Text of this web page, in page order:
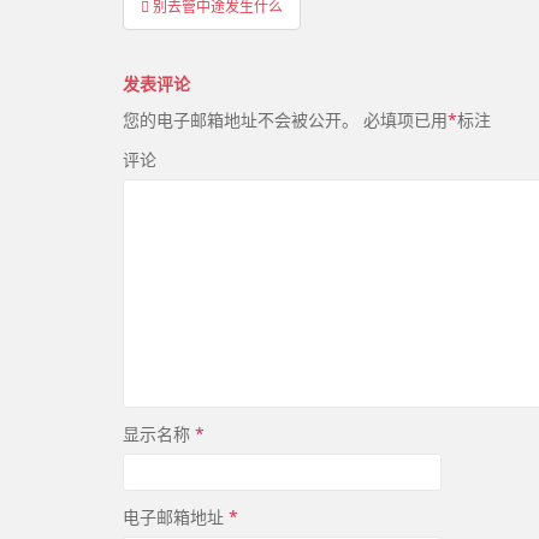
章
航
别去管中途发生什么
发表评论
您的电子邮箱地址不会被公开。 必填项已用*标注
评论
显示名称 *
电子邮箱地址 *